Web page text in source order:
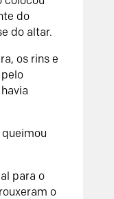
do
do altar.
os rins e
para o
o